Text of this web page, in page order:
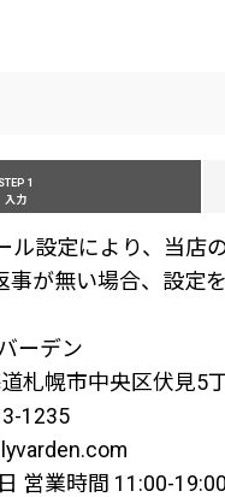
STEP 1
入力
ル設定により、当店
事が無い場合、設定
ーデン
札幌市中央区伏見5
1235
営業時間 11:00-